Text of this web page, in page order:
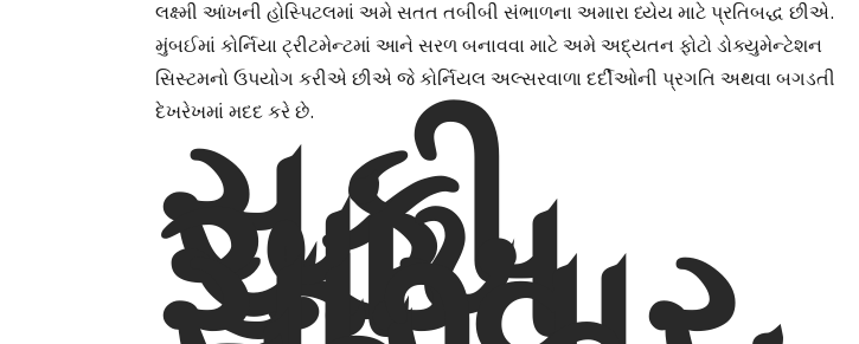
લક્ષ્મી આંખની હોસ્પિટલમાં અમે સતત તબીબી સંભાળના અમારા ધ્યેય માટે પ્રતિબદ્ધ છીએ.
મુંબઈમાં કોર્નિયા ટ્રીટમેન્ટમાં આને સરળ બનાવવા માટે અમે અદ્યતન ફોટો ડોક્યુમેન્ટેશન
સિસ્ટમનો ઉપયોગ કરીએ છીએ જે કોર્નિયલ અલ્સરવાળા દર્દીઓની પ્રગતિ અથવા બગડતી
દેખરેખમાં મદદ કરે છે.
સૂકી
આંખ